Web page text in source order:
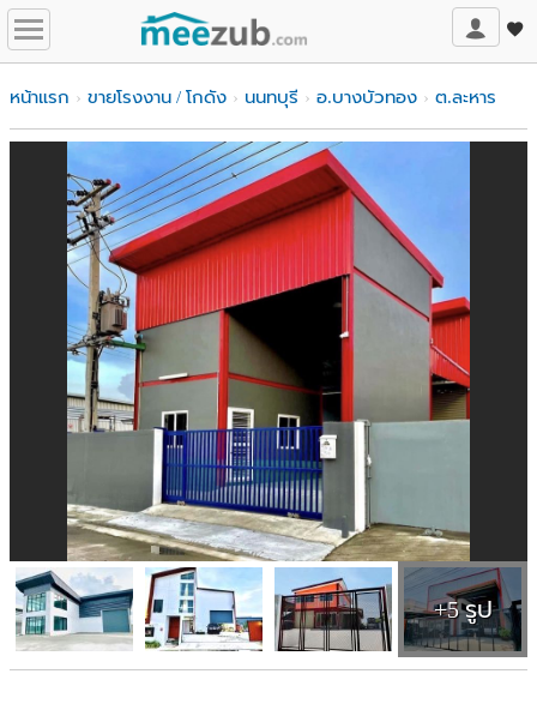
หน้าแรก ขายโรงงาน / โกดัง นนทบุรี อ.บางบัวทอง ต.ละหาร
+5 รูป